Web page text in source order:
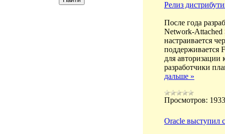
Релиз
После года
Network-Attached
настраивается
поддерживается
для
разработчики
дальше »
Просмотров: 1933
Oracle выступил